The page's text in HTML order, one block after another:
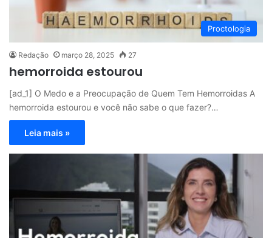
Proctologia
Redação março 28, 2025 27
hemorroida estourou
[ad_1] O Medo e a Preocupação de Quem Tem Hemorroidas A
hemorroida estourou e você não sabe o que fazer?…
Leia mais »